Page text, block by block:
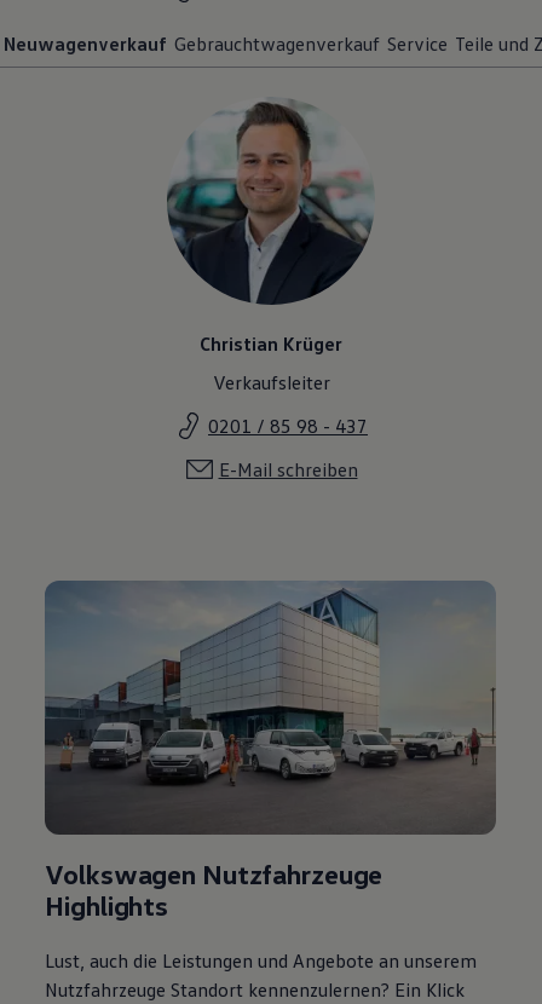
Neuwagenverkauf Gebrauchtwagenverkauf Service Teile und
Christian Krüger
Verkaufsleiter
0201 / 85 98 - 437
E-Mail schreiben
Volkswagen Nutzfahrzeuge
Highlights
Lust, auch die Leistungen und Angebote an unserem
Nutzfahrzeuge Standort kennenzulernen? Ein Klick